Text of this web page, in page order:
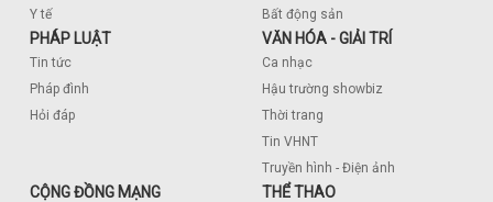
Y tế
Bất động sản
PHÁP LUẬT
Tin tức
Pháp đình
Hỏi đáp
VĂN HÓA - GIẢI TRÍ
Ca nhạc
Hậu trường showbiz
Thời trang
Tin VHNT
Truyền hình - Điện ảnh
CỘNG ĐỒNG MẠNG THỂ THAO